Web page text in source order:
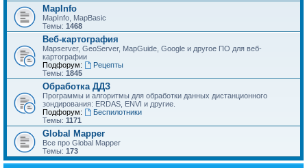
MapInfo
MapInfo, MapBasic
Темы: 1468
Веб-картография
Mapserver, GeoServer, MapGuide, Google и другое ПО для веб-
картографии
Подфорум:
Рецепты
Темы: 1845
Обработка ДДЗ
Программы и алгоритмы для обработки данных дистанционного
зондирования: ERDAS, ENVI и другие.
Подфорум:
Беспилотники
Темы: 1171
Global Mapper
Все про Global Mapper
Темы: 173